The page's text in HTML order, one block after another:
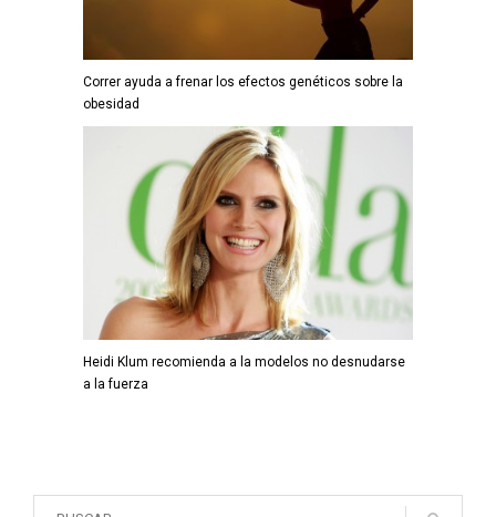
Correr ayuda a frenar los efectos genéticos sobre la
obesidad
Heidi Klum recomienda a la modelos no desnudarse
a la fuerza